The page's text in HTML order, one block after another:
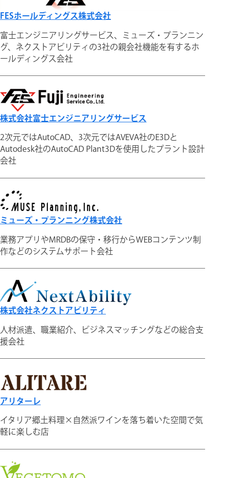
FESホールディングス株式会社
富士エンジニアリングサービス、ミューズ・プランニン
グ、ネクストアビリティの3社の親会社機能を有するホ
ールディングス会社
株式会社富士エンジニアリングサービス
2次元ではAutoCAD、3次元ではAVEVA社のE3Dと
Autodesk社のAutoCAD Plant3Dを使用したプラント設計
会社
ミューズ・プランニング株式会社
業務アプリやMRDBの保守・移行からWEBコンテンツ制
作などのシステムサポート会社
株式会社ネクストアビリティ
人材派遣、職業紹介、ビジネスマッチングなどの総合支
援会社
アリターレ
イタリア郷土料理×自然派ワインを落ち着いた空間で気
軽に楽しむ店